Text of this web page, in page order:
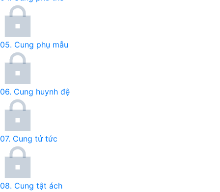
05. Cung phụ mẫu
06. Cung huynh đệ
07. Cung tử tức
08. Cung tật ách